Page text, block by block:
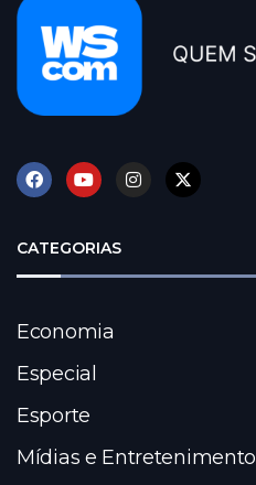
CATEGORIAS
Economia
Especial
Esporte
Mídias e Entretenimento